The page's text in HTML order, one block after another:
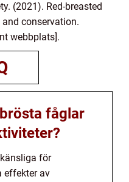
(2021). Red-breasted
conservation.
webbplats].
fåglar
för
effekter av